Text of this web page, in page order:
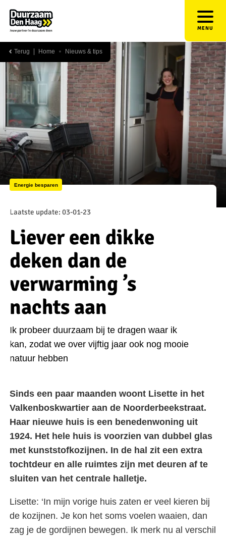
MENU
Terug Home Nieuws & tips
Energie besparen
Laatste update: 03-01-23
Liever een dikke
deken dan de
verwarming ’s
nachts aan
Ik probeer duurzaam bij te dragen waar ik
kan, zodat we over vijftig jaar ook nog mooie
natuur hebben
Sinds een paar maanden woont Lisette in het
Valkenboskwartier aan de Noorderbeekstraat.
Haar nieuwe huis is een benedenwoning uit
1924. Het hele huis is voorzien van dubbel glas
met kunststofkozijnen. In de hal zit een extra
tochtdeur en alle ruimtes zijn met deuren af te
sluiten van het centrale halletje.
Lisette: ‘In mijn vorige huis zaten er veel kieren bij
de kozijnen. Je kon het soms voelen waaien, dan
zag je de gordijnen bewegen. Ik merk nu al verschil